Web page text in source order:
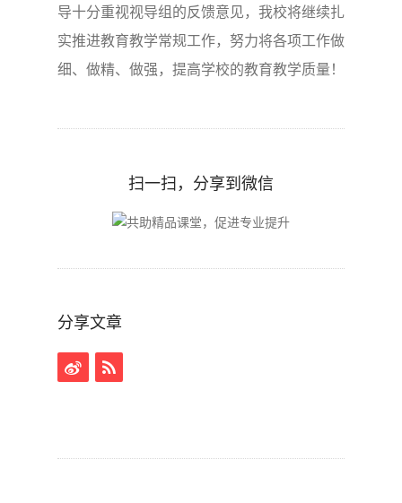
导十分重视视导组的反馈意见，我校将继续扎
实推进教育教学常规工作，努力将各项工作做
细、做精、做强，提高学校的教育教学质量！
扫一扫，分享到微信
分享文章